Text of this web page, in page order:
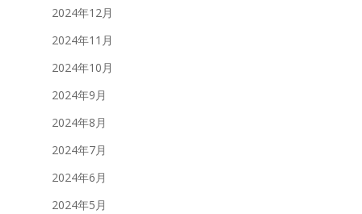
2024年12月
2024年11月
2024年10月
2024年9月
2024年8月
2024年7月
2024年6月
2024年5月